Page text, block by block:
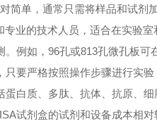
简单，通常只需将样品和试剂
业的技术人员，适合在实验室
例如，96孔或813孔微孔板可
要严格按照操作步骤进行实验
蛋白质、多肽、抗体、抗原、细
试剂盒的试剂和设备成本相对